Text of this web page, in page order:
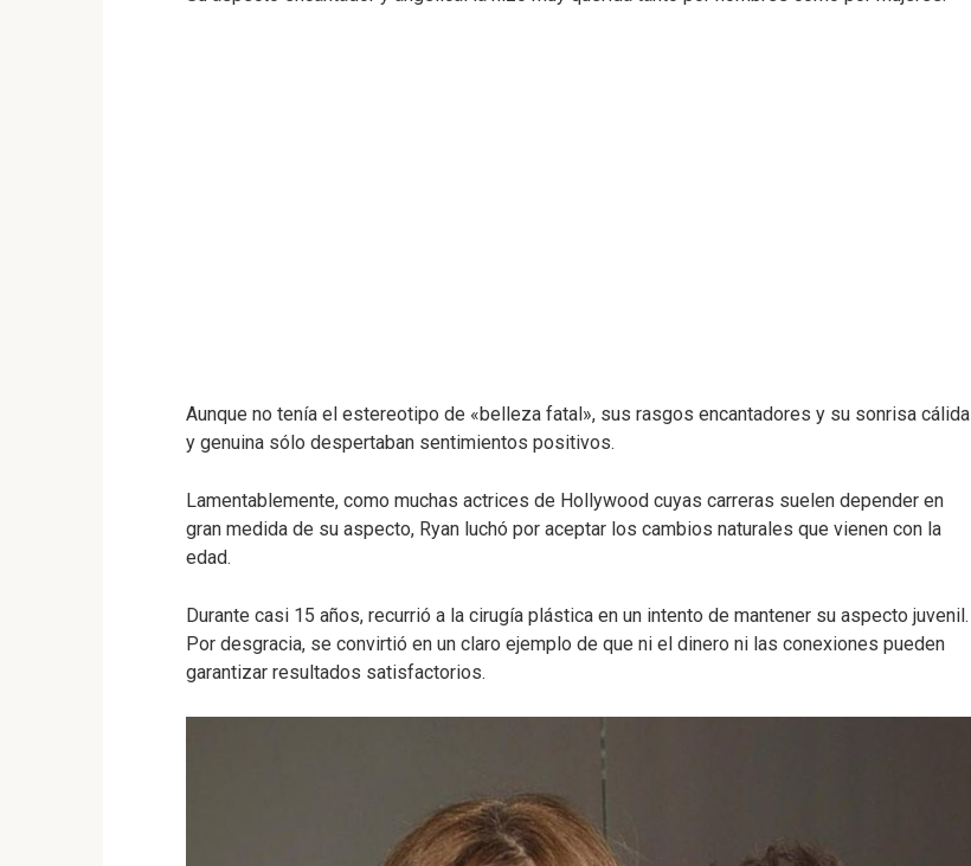
Aunque no tenía el estereotipo de «belleza fatal», sus rasgos encantadores y su sonrisa cálida
y genuina sólo despertaban sentimientos positivos.
Lamentablemente, como muchas actrices de Hollywood cuyas carreras suelen depender en
gran medida de su aspecto, Ryan luchó por aceptar los cambios naturales que vienen con la
edad.
Durante casi 15 años, recurrió a la cirugía plástica en un intento de mantener su aspecto juvenil.
Por desgracia, se convirtió en un claro ejemplo de que ni el dinero ni las conexiones pueden
garantizar resultados satisfactorios.